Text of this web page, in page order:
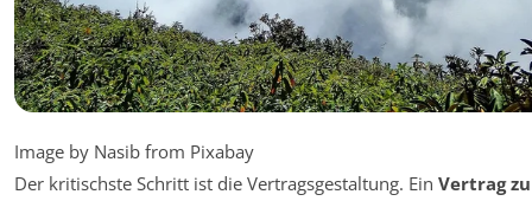
Image by Nasib from Pixabay
Der kritischste Schritt ist die Vertragsgestaltung. Ein Vertrag